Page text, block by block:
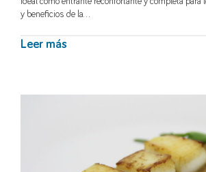
y beneficios de la…
Leer más